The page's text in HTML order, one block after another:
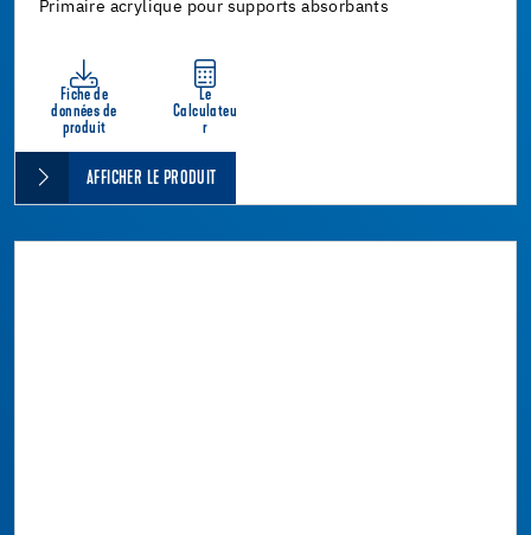
Primaire acrylique pour supports absorbants
Fiche de
données de
produit
Le
Calculateu
r
AFFICHER LE PRODUIT